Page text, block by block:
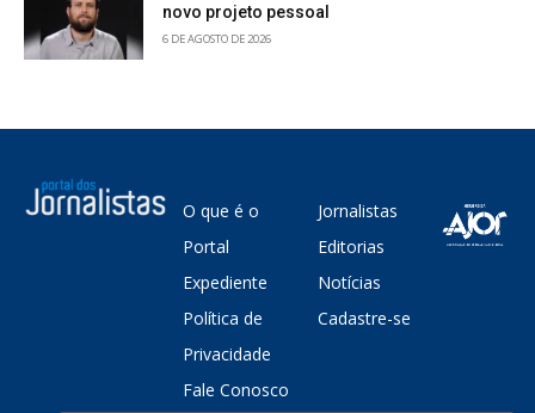
novo projeto pessoal
6 DE AGOSTO DE 2026
O que é o
Portal
Expediente
Política de
Privacidade
Fale Conosco
Jornalistas
Editorias
Notícias
Cadastre-se